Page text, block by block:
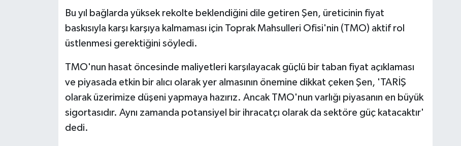
Bu yıl bağlarda yüksek rekolte beklendiğini dile getiren Şen, üreticinin fiyat
baskısıyla karşı karşıya kalmaması için Toprak Mahsulleri Ofisi'nin (TMO) aktif rol
üstlenmesi gerektiğini söyledi.
TMO'nun hasat öncesinde maliyetleri karşılayacak güçlü bir taban fiyat açıklaması
ve piyasada etkin bir alıcı olarak yer almasının önemine dikkat çeken Şen, 'TARİŞ
olarak üzerimize düşeni yapmaya hazırız. Ancak TMO'nun varlığı piyasanın en büyük
sigortasıdır. Aynı zamanda potansiyel bir ihracatçı olarak da sektöre güç katacaktır'
dedi.